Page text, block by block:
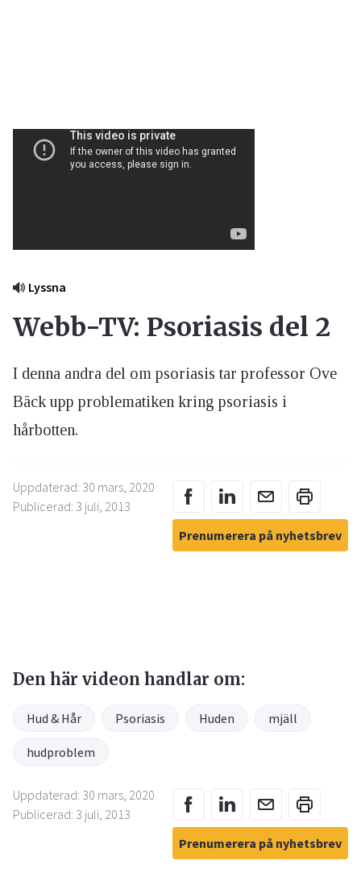
Lyssna
Webb-TV: Psoriasis del 2
I denna andra del om psoriasis tar professor Ove
Bäck upp problematiken kring psoriasis i
hårbotten.
Uppdaterad: 30 mars, 2020
Publicerad: 3 juli, 2013
Prenumerera på nyhetsbrev
Den här videon handlar om:
Hud & Hår Psoriasis Huden mjäll
hudproblem
Uppdaterad: 30 mars, 2020
Publicerad: 3 juli, 2013
Prenumerera på nyhetsbrev